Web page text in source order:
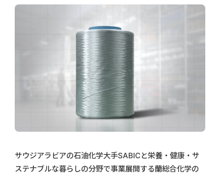
サウジアラビアの石油化学大手SABICと栄養・健康・サ
ステナブルな暮らしの分野で事業展開する蘭総合化学の